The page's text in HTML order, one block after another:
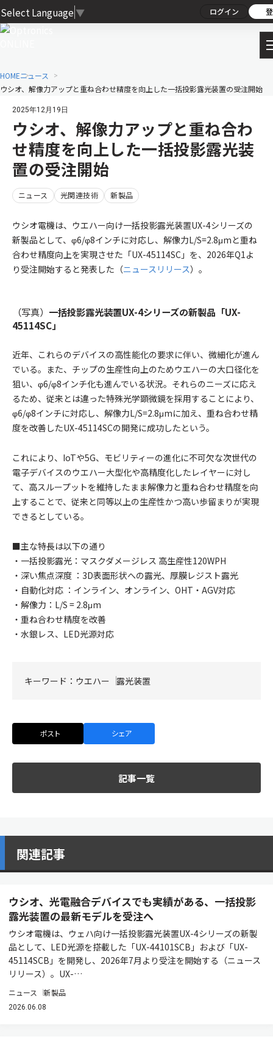
Select Language ▼ ログイン
HOMEニュース
ウシオ、解像力アップと重ね合わせ精度を向上した一括投影露光装置の受注開始
2025年12月19日
ウシオ、解像力アップと重ね合わ
せ精度を向上した一括投影露光装
置の受注開始
ニュース 光関連技術 新製品
ウシオ電機は、ウエハー向け一括投影露光装置UX-4シリーズの
新製品として、φ6/φ8インチに対応し、解像力L/S=2.8μmと重ね
合わせ精度向上を実現させた「UX-45114SC」を、2026年Q1よ
り受注開始すると発表した（ニュースリリース）。
（写真） 一括投影露光装置UX-4シリーズの新製品「UX-
45114SC」
近年、これらのデバイスの高性能化の要求に伴い、微細化が進ん
でいる。また、チップの生産性向上のためウエハーの大口径化を
狙い、φ6/φ8インチ化も進んでいる状況。それらのニーズに応え
るため、従来とは違った特殊光学顕微鏡を採用することにより、
φ6/φ8インチに対応し、解像力L/S=2.8μmに加え、重ね合わせ精
度を改善したUX-45114SCの開発に成功したという。
これにより、IoTや5G、モビリティーの進化に不可欠な次世代の
電子デバイスのウエハー大型化や高精度化したレイヤーに対し
て、高スループットを維持したまま解像力と重ね合わせ精度を向
上することで、従来と同等以上の生産性かつ高い歩留まりが実現
できるとしている。
■主な特長は以下の通り
・一括投影露光：マスクダメージレス 高生産性120WPH
・深い焦点深度 ：3D表面形状への露光、厚膜レジスト露光
・自動化対応 ：インライン、オンライン、OHT・AGV対応
・解像力：L/S = 2.8μm
・重ね合わせ精度を改善
・水銀レス、LED光源対応
キーワード： ウエハー 露光装置
ポスト シェア
記事一覧
関連記事
ウシオ、光電融合デバイスでも実績がある、一括投影
露光装置の最新モデルを受注へ
ウシオ電機は、ウェハ向け一括投影露光装置UX-4シリーズの新製
品として、LED光源を搭載した「UX-44101SCB」および「UX-
45114SCB」を開発し、2026年7月より受注を開始する（ニュース
リリース）。UX-…
ニュース 新製品
2026.06.08